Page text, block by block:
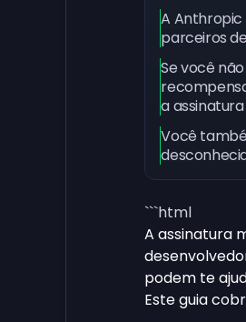
A Anthropic
parceiros
Se você
a
Você
```html
A assinatura
podem te
Este guia